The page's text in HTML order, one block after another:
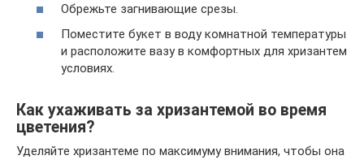
Обрежьте загнивающие срезы.
Поместите букет в воду комнатной температуры
и расположите вазу в комфортных для хризантем
условиях.
Как ухаживать за хризантемой во время
цветения?
Уделяйте хризантеме по максимуму внимания, чтобы она